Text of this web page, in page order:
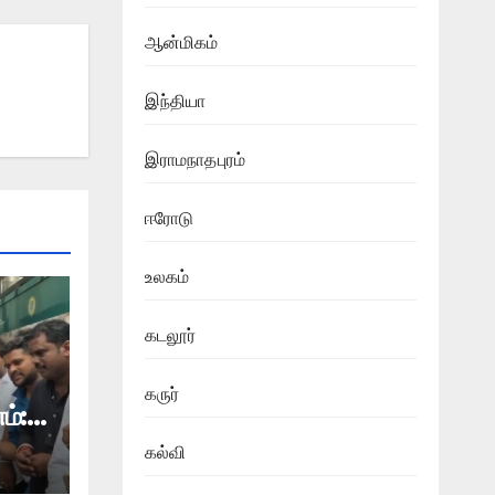
ஆன்மிகம்
இந்தியா
இராமநாதபுரம்
ஈரோடு
உலகம்
கடலூர்
கருர்
கல்வி